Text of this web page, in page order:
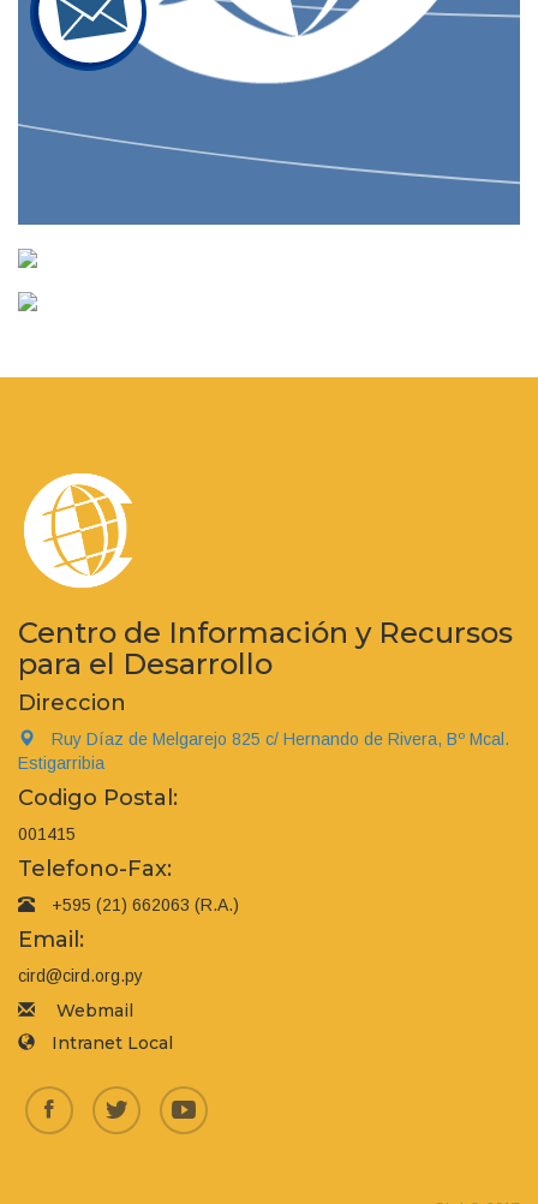
Centro de Información y Recursos
para el Desarrollo
Direccion
Ruy Díaz de Melgarejo 825 c/ Hernando de Rivera, Bº Mcal.
Estigarribia
Codigo Postal:
001415
Telefono-Fax:
+595 (21) 662063 (R.A.)
Email:
cird@cird.org.py
Webmail
Intranet Local